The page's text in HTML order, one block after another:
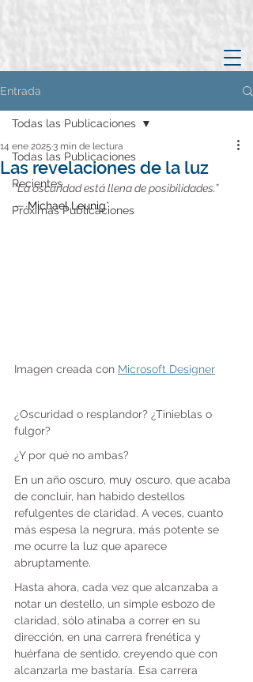
Entrada
Todas las Publicaciones
Recientes
Próximas Publicaciones
Todas las Publicaciones
Las revelaciones de la luz
14 ene 2025 3 min de lectura
“La oscuridad está llena de posibilidades.”
— Michael Leunig*
Imagen creada con Microsoft Designer
¿Oscuridad o resplandor? ¿Tinieblas o
fulgor?
¿Y por qué no ambas?
En un año oscuro, muy oscuro, que acaba
de concluir, han habido destellos
refulgentes de claridad. A veces, cuanto
más espesa la negrura, más potente se
me ocurre la luz que aparece
abruptamente.
Hasta ahora, cada vez que alcanzaba a
notar un destello, un simple esbozo de
claridad, sólo atinaba a correr en su
dirección, en una carrera frenética y
huérfana de sentido, creyendo que con
alcanzarla me bastaría. Esa carrera